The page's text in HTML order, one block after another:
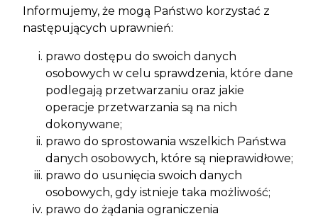
Informujemy, że mogą Państwo korzystać z
następujących uprawnień:
prawo dostępu do swoich danych
osobowych w celu sprawdzenia, które dane
podlegają przetwarzaniu oraz jakie
operacje przetwarzania są na nich
dokonywane;
prawo do sprostowania wszelkich Państwa
danych osobowych, które są nieprawidłowe;
prawo do usunięcia swoich danych
osobowych, gdy istnieje taka możliwość;
prawo do żądania ograniczenia